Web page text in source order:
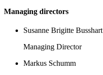
Managing directors
Susanne Brigitte Busshart
Managing Director
Markus Schumm